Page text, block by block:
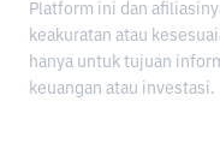
Platform ini dan
keakuratan atau
hanya untuk tujuan
keuangan atau investasi.